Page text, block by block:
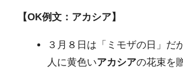
【OK例文：アカシア】
３月８日は「ミモザの日」だ
人に黄色いアカシアの花束を